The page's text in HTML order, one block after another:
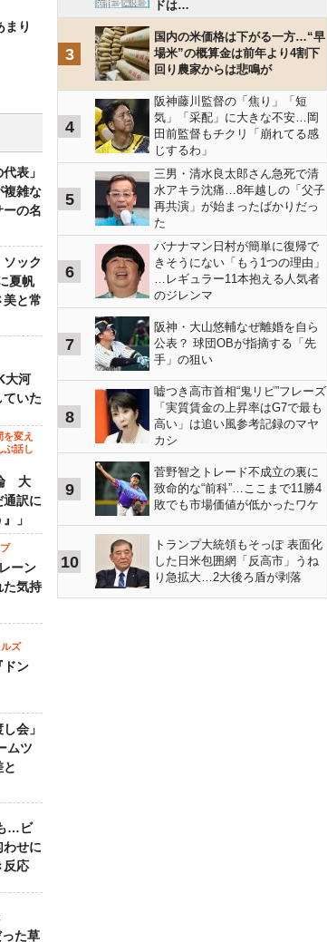
まり
表」
複雑な
の名
ック
夏帆
と常
大河
ていた
変え
ぶ話し
大
訳に
」
ーン
た気持
ズ
ドン
会」
ムツ
…ビ
わせに
反応
た草
ドは…
3
国内の米価格は下がる一方…“早
場米”の概算金は前年より4割下
回り農家からは悲鳴が
4
阪神藤川監督の「焦り」「短
気」「采配」に大きな不安…岡
田前監督もチクリ「崩れてる感
じするわ」
5
三男・清水良太郎さん急死で清
水アキラ沈痛…8年越しの「父子
再共演」が始まったばかりだっ
た
6
バナナマン日村が簡単に復帰で
きそうにない「もう1つの理由」
…レギュラー11本抱える人気者
のジレンマ
7
阪神・大山悠輔なぜ離婚を自ら
公表？ 球団OBが指摘する「先
手」の狙い
8
嘘つき高市首相“鬼リピ”フレーズ
「実質賃金の上昇率はG7で最も
高い」は追い風参考記録のマヤ
カシ
9
菅野智之トレード不成立の裏に
致命的な“前科”…ここまで11勝4
敗でも市場価値が低かったワケ
10
トランプ大統領もそっぽ 表面化
した日米包囲網「反高市」うね
り急拡大…2大後ろ盾が剥落